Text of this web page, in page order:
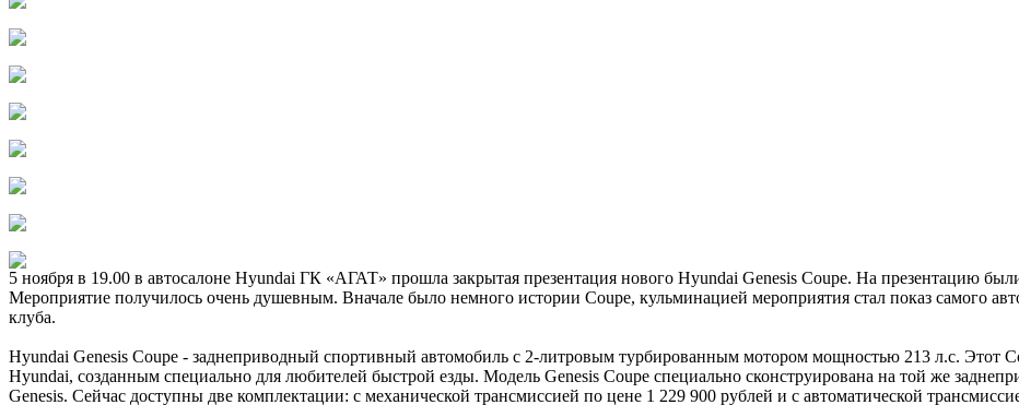
5 ноября в 19.00 в автосалоне Hyundai ГК «АГАТ» прошла закрытая презентация нового Hyundai Genesis Coupe. На презентацию
Мероприятие получилось очень душевным. Вначале было немного истории Coupe, кульминацией мероприятия стал показ самого
клуба.
Hyundai Genesis Coupe - заднеприводный спортивный автомобиль с 2-литровым турбированным мотором мощностью 213 л.с. Этот
Hyundai, созданным специально для любителей быстрой езды. Модель Genesis Coupe специально сконструирована на той же
Genesis. Сейчас доступны две комплектации: с механической трансмиссией по цене 1 229 900 рублей и с автоматической